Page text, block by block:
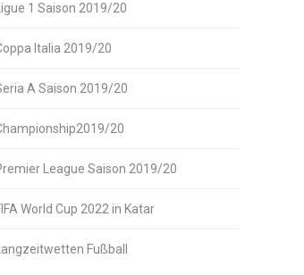
Ligue 1 Saison 2019/20
Italia 2019/20
A Saison 2019/20
20
League Saison 2019/20
World Cup 2022 in Katar
Langzeitwetten Fußball